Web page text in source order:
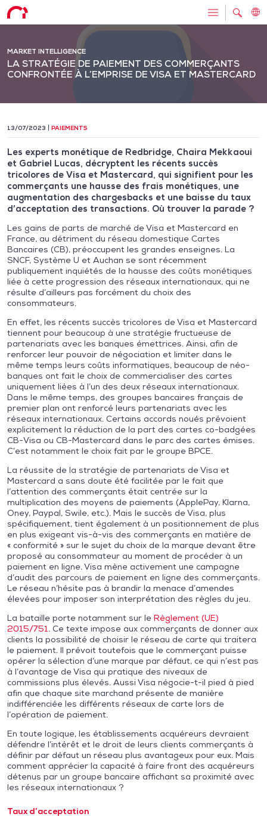
MARKET INTELLIGENCE
LA STRATÉGIE DE PAIEMENT DES COMMERÇANTS
CONFRONTÉE À L’EMPRISE DE VISA ET MASTERCARD
13/07/2023 PAIEMENTS
Les experts monétique de Redbridge, Chaira Mekkaoui
et Gabriel Lucas, décryptent les récents succès
tricolores de Visa et Mastercard, qui signifient pour les
commerçants une hausse des frais monétiques, une
augmentation des chargesbacks et une baisse du taux
d’acceptation des transactions. Où trouver la parade ?
Les gains de parts de marché de Visa et Mastercard en
France, au détriment du réseau domestique Cartes
Bancaires (CB), préoccupent les grandes enseignes. La
SNCF, Système U et Auchan se sont récemment
publiquement inquiétés de la hausse des coûts monétiques
liée à cette progression des réseaux internationaux, qui ne
résulte d’ailleurs pas forcément du choix des
consommateurs.
En effet, les récents succès tricolores de Visa et Mastercard
tiennent pour beaucoup à une stratégie fructueuse de
partenariats avec les banques émettrices. Ainsi, afin de
renforcer leur pouvoir de négociation et limiter dans le
même temps leurs coûts informatiques, beaucoup de néo-
banques ont fait le choix de commercialiser des cartes
uniquement liées à l’un des deux réseaux internationaux.
Dans le même temps, des groupes bancaires français de
premier plan ont renforcé leurs partenariats avec les
réseaux internationaux. Certains accords noués prévoient
explicitement la réduction de la part des cartes co-badgées
CB-Visa ou CB-Mastercard dans le parc des cartes émises.
C’est notamment le choix fait par le groupe BPCE.
La réussite de la stratégie de partenariats de Visa et
Mastercard a sans doute été facilitée par le fait que
l’attention des commerçants était centrée sur la
multiplication des moyens de paiements (ApplePay, Klarna,
Oney, Paypal, Swile, etc.). Mais le succès de Visa, plus
spécifiquement, tient également à un positionnement de plus
en plus exigeant vis-à-vis des commerçants en matière de
« conformité » sur le sujet du choix de la marque devant être
proposé au consommateur au moment de procéder à un
paiement en ligne. Visa mène activement une campagne
d’audit des parcours de paiement en ligne des commerçants.
Le réseau n’hésite pas à brandir la menace d’amendes
élevées pour imposer son interprétation des règles du jeu.
La bataille porte notamment sur le Règlement (UE)
2015/751. Ce texte impose aux commerçants de donner aux
clients la possibilité de choisir le réseau de carte qui traitera
le paiement. Il prévoit toutefois que le commerçant puisse
opérer la sélection d’une marque par défaut, ce qui n’est pas
à l’avantage de Visa qui pratique des niveaux de
commissions plus élevés. Aussi Visa négocie-t-il pied à pied
afin que chaque site marchand présente de manière
indifférenciée les différents réseaux de carte lors de
l’opération de paiement.
En toute logique, les établissements acquéreurs devraient
défendre l’intérêt et le droit de leurs clients commerçants à
définir par défaut un réseau plus avantageux pour eux. Mais
comment apprécier la capacité à faire front des acquéreurs
détenus par un groupe bancaire affichant sa proximité avec
les réseaux internationaux ?
Taux d’acceptation